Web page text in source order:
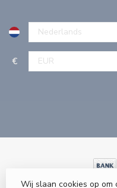
€
Wij slaan cookies op